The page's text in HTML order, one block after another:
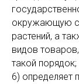
окружающую
растений, а
видов
такой порядок;
6) определяет